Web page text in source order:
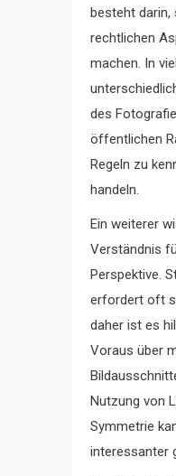
besteht darin,
rechtlichen
machen. In
des
öffentlichen
Regeln zu
handeln.
Ein weiterer
Verständnis
Perspektive.
erfordert oft
daher ist es
Voraus über
Nutzung von
Symmetrie
interessanter